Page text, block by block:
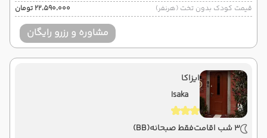
قیمت کودک بدون تخت (هرنفر)
۲۲٬۵۹۰٬۰۰۰ تومان
مشاوره و رزرو رایگان
ایزاکا
Isaka
3 شب اقامت فقط صبحانه(BB)